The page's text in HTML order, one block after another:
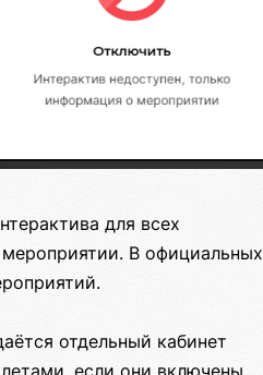
для всех
В официальных
отдельный кабинет